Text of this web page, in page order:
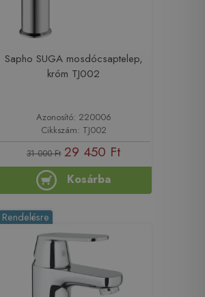
Sapho SUGA mosdócsaptelep,
króm TJ002
Azonosító: 220006
Cikkszám: TJ002
31 000 Ft 29 450 Ft
Kosárba
Rendelésre